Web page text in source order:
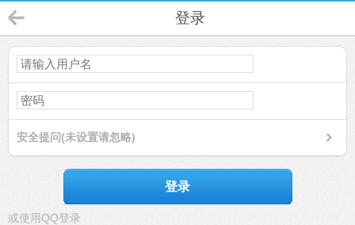
登录
安全提问(未设置请忽略)
登录
或使用QQ登录